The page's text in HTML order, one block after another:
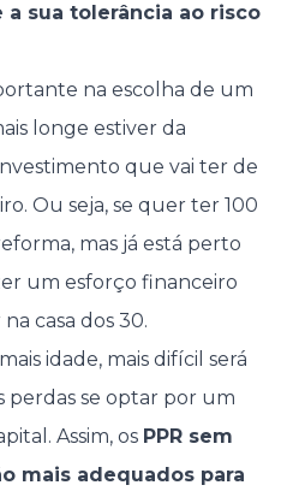
sua tolerância ao risco
na escolha de um
longe estiver da
que vai ter de
Ou seja, se quer ter 100
mas já está perto
um esforço financeiro
casa dos 30.
idade, mais difícil será
perdas se optar por um
Assim, os PPR sem
mais adequados para